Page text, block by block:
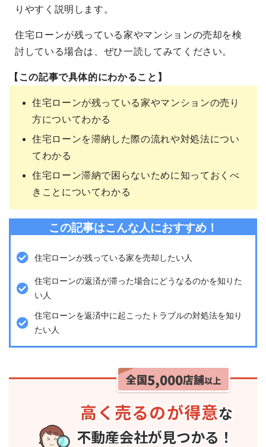
りやすく説明します。
住宅ローンが残っている家やマンションの売却を検
討している場合は、ぜひ一読してみてください。
【この記事で具体的にわかること】
住宅ローンが残っている家やマンションの売り
方についてわかる
住宅ローンを滞納した際の流れや対処法につい
てわかる
住宅ローン滞納で困らないために知っておくべ
きことについてわかる
この記事はこんな人におすすめ！
住宅ローンが残っている家を売却したい人
住宅ローンの返済が滞った場合にどうなるのかを知りた
い人
住宅ローンを返済中に起こったトラブルの対処法を知り
たい人